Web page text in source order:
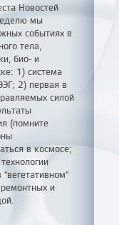
Новостей
мы
событиях в
тела,
био- и
1) система
2) первая в
силой
(помните
в космосе;
и